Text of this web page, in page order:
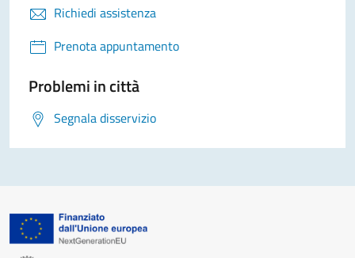
Richiedi assistenza
Prenota appuntamento
Problemi in città
Segnala disservizio